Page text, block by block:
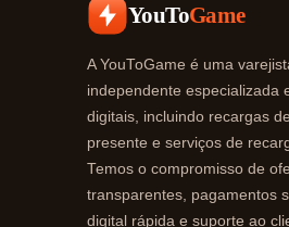
YouToGame
A YouToGame é uma
independente especializada
digitais, incluindo recargas
presente e serviços de
Temos o compromisso de
transparentes, pagamentos
digital rápida e suporte ao